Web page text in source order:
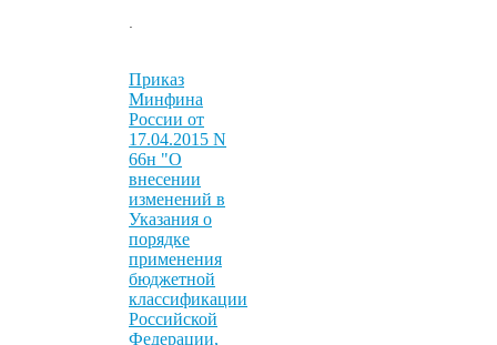
.
Приказ
Минфина
России от
17.04.2015 N
66н "О
внесении
изменений в
Указания о
порядке
применения
бюджетной
классификации
Российской
Федерации,